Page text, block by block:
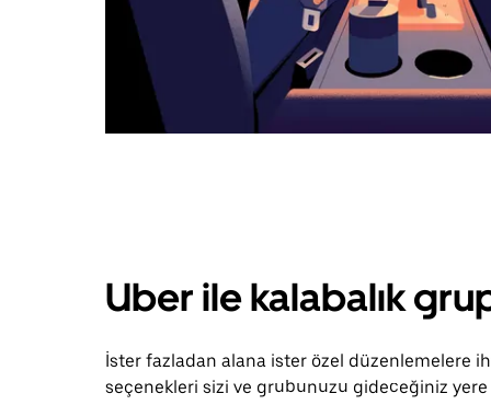
Uber ile kalabalık
İster fazladan alana ister özel düzenlemelere
seçenekleri sizi ve grubunuzu gideceğiniz yere